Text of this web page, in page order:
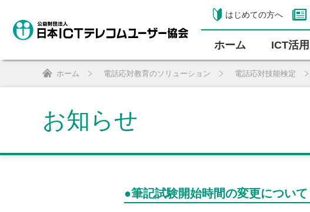
はじめての方へ
ホーム ICT活⽤
ホーム 電話応対教育のソリューション 電話応対技能検定
お知らせ
●筆記試験開始時間の変更について